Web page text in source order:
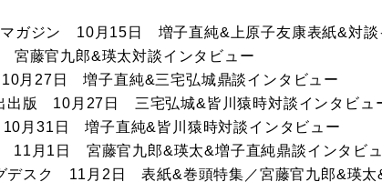
ガジン 10月15日 増子直純&上原子友康表紙&対談
藤官九郎&瑛太対談インタビュー
月27日 増子直純&三宅弘城鼎談インタビュー
版 10月27日 三宅弘城&皆川猿時対談インタビュ
月31日 増子直純&皆川猿時対談インタビュー
月1日 宮藤官九郎&瑛太&増子直純鼎談インタビ
スク 11月2日 表紙&巻頭特集／宮藤官九郎&瑛太